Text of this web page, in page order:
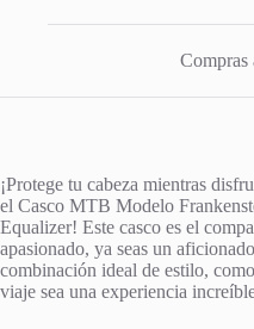
Compras
¡Protege tu cabeza mientras
el Casco MTB Modelo
Equalizer! Este casco es el
apasionado, ya seas un
combinación ideal de estilo,
viaje sea una experiencia